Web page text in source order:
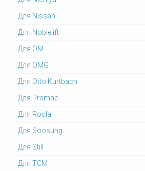
Для Nissan
Для Noblelift
Для OM
Для OMG
Для Otto Kurtbach
Для Pramac
Для Rocla
Для Soosung
Для Still
Для TCM